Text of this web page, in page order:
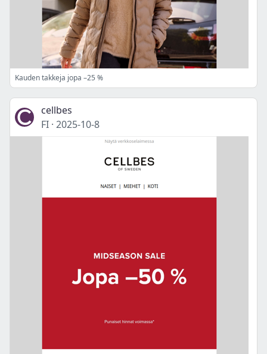
Kauden takkeja jopa –25 %
cellbes
FI · 2025-10-8